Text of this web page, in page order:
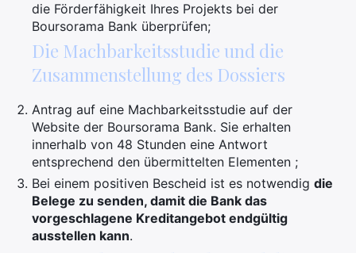
die Förderfähigkeit Ihres Projekts bei der
Boursorama Bank überprüfen;
Die Machbarkeitsstudie und die
Zusammenstellung des Dossiers
Antrag auf eine Machbarkeitsstudie auf der
Website der Boursorama Bank. Sie erhalten
innerhalb von 48 Stunden eine Antwort
entsprechend den übermittelten Elementen ;
Bei einem positiven Bescheid ist es notwendig die
Belege zu senden, damit die Bank das
vorgeschlagene Kreditangebot endgültig
ausstellen kann.